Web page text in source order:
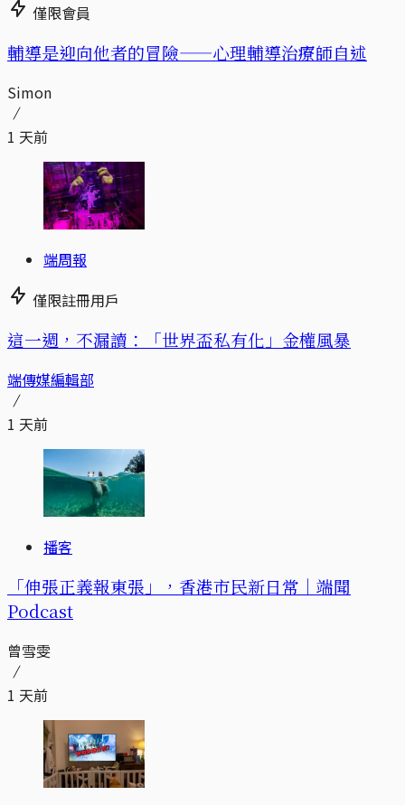
僅限會員
輔導是迎向他者的冒險——心理輔導治療師自述
Simon
1 天前
端周報
僅限註冊用戶
這一週，不漏讀：「世界盃私有化」金權風暴
端傳媒編輯部
1 天前
播客
「伸張正義報東張」，香港市民新日常｜端聞
Podcast
曾雪雯
1 天前